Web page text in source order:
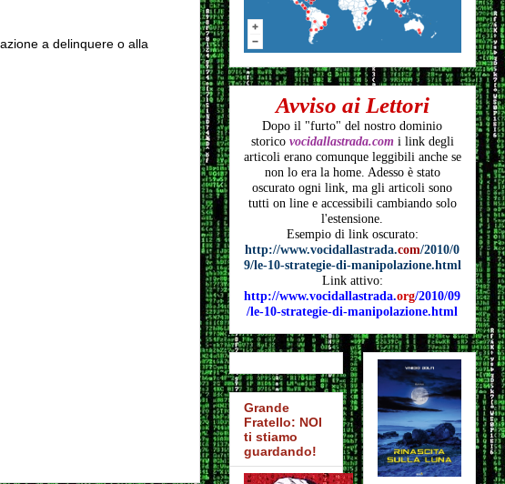
a delinquere o alla
Avviso ai Lettori
Dopo il "furto" del nostro dominio
storico vocidallastrada.comi link degli
articoli erano comunque leggibili anche se
non lo era la home. Adesso è stato
oscurato ogni link, ma gli articoli sono
tutti on line e accessibili cambiando solo
l'estensione.
Esempio di link oscurato:
http://www.vocidallastrada.com/2010/0
9/le-10-strategie-di-manipolazione.html
Link attivo:
http://www.vocidallastrada.org/2010/09
/le-10-strategie-di-manipolazione.html
Grande
Fratello: NOI
ti stiamo
guardando!